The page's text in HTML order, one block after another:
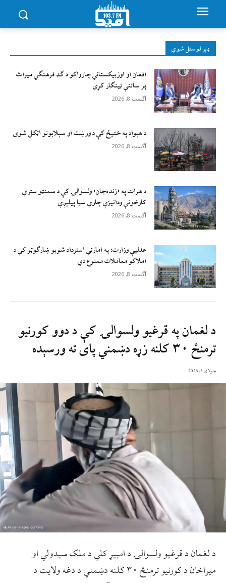
ډېر لوستل شوي
افغان او اوزبیکستاني چارواکو د ګډ فرهنګي میراث
پر ساتنې ټینګار کړی
آگست 8, 2026
د هېواد په ختیځ کې د ورښت او سېلابونو اټکل شوی
آگست 8, 2026
د هرات په «زنده‌جان» ولسوالۍ کې د سمنټو سترې
کارخونې ودانیزې چارې سبا پیلېږي
آگست 8, 2026
عدلیې وزارت: په امارتي استرداد شویو ښارګوټو کې د
املاکو معاملات ممنوع دي
آگست 8, 2026
د لغمان په قرغیو ولسوالۍ کې د دوو کورنیو
ترمنځ ۳۰ کلنه زړه دښمني پای ته ورسېده
جولای 3, 2026
د لغمان د قرغیو ولسوالۍ د امبیړ کلي د ملک سیدولي او
میراخان د کورنیو ترمنځ ۳۰ کلنه دښمني د دغه ولایت د